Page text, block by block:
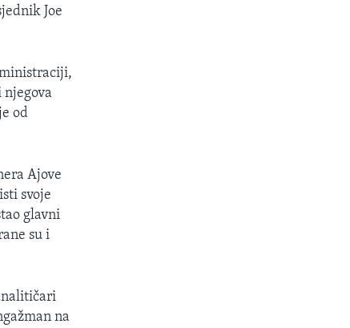
Joe
njegova
od
Ajove
svoje
glavni
su i
na